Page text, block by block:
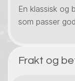
En klassisk og
som passer
Frakt og